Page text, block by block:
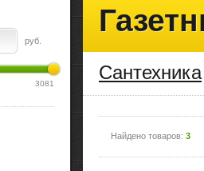
руб.
3081
Сантехника
Найдено товаров: 3